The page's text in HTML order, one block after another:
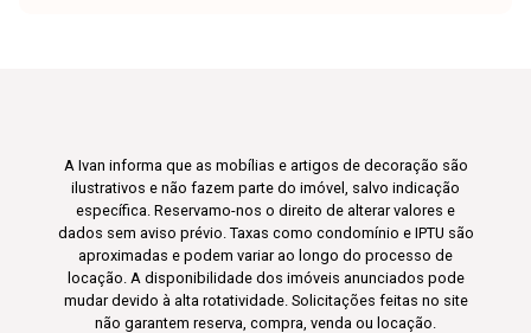
A Ivan informa que as mobílias e artigos de decoração são
ilustrativos e não fazem parte do imóvel, salvo indicação
específica. Reservamo-nos o direito de alterar valores e
dados sem aviso prévio. Taxas como condomínio e IPTU são
aproximadas e podem variar ao longo do processo de
locação. A disponibilidade dos imóveis anunciados pode
mudar devido à alta rotatividade. Solicitações feitas no site
não garantem reserva, compra, venda ou locação.